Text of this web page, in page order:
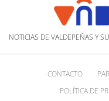
NOTICIAS DE VALDEPEÑAS Y
CONTACTO
POLÍTICA DE